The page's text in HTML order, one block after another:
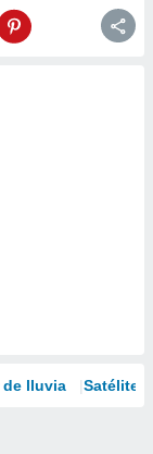
de lluvia Satélites